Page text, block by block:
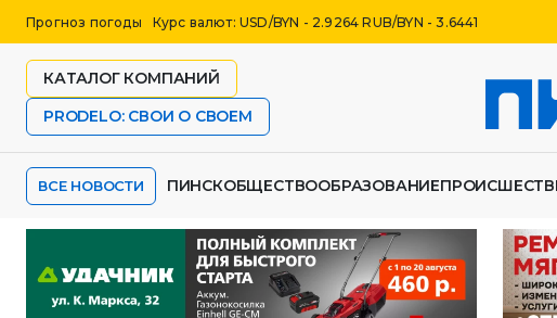
Прогноз погоды Курс валют: USD/BYN - 2.9264 RUB/BYN - 3.6441
КАТАЛОГ КОМПАНИЙ
PRODELO: СВОИ О СВОЕМ
ВСЕ НОВОСТИ ПИНСКОБЩЕСТВООБРАЗОВАНИЕ